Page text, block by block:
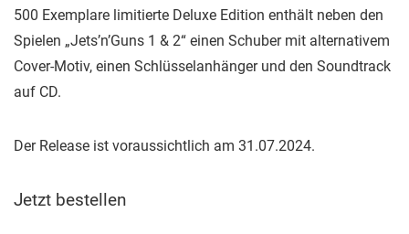
500 Exemplare limitierte Deluxe Edition enthält neben den
Spielen „Jets’n’Guns 1 & 2“ einen Schuber mit alternativem
Cover-Motiv, einen Schlüsselanhänger und den Soundtrack
auf CD.
Der Release ist voraussichtlich am 31.07.2024.
Jetzt bestellen